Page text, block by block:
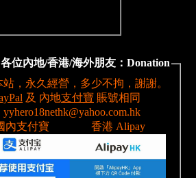
各位內地/香港/海外朋友：Donation